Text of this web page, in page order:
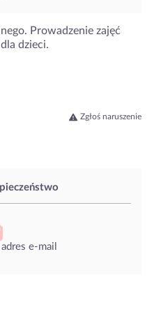
e-mail
Prowadzenie zajęć
dzieci.
Zgłoś naruszenie